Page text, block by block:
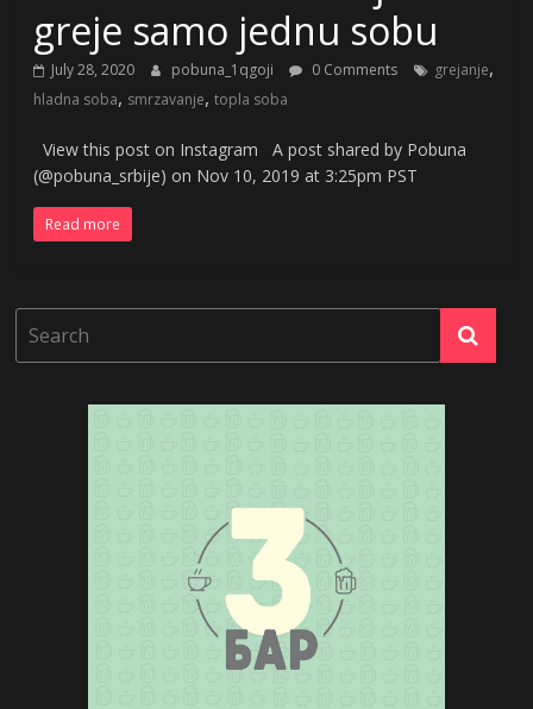
greje samo jednu sobu
July 28, 2020 pobuna_1qgoji 0 Comments grejanje,
hladna soba, smrzavanje,topla soba
View this post on Instagram A post shared by Pobuna
(@pobuna_srbije) on Nov 10, 2019 at 3:25pm PST
Read more